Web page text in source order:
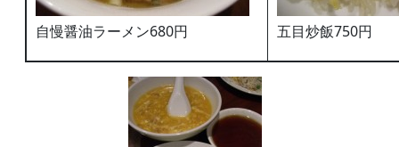
自慢醤油ラーメン680円 五目炒飯750円